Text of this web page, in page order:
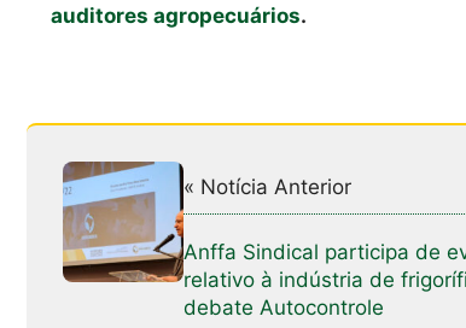
auditores agropecuários.
« Notícia Anterior
Anffa Sindical participa de
relativo à indústria de
debate Autocontrole